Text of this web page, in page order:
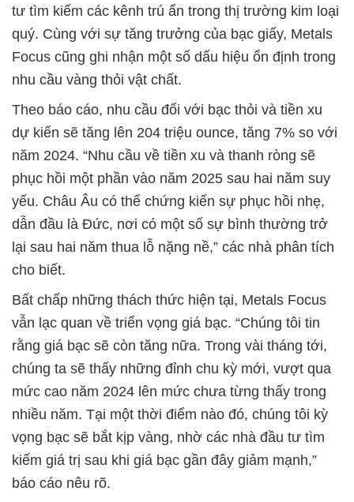
tư tìm kiếm các kênh trú ẩn trong thị trường kim loại
quý. Cùng với sự tăng trưởng của bạc giấy, Metals
Focus cũng ghi nhận một số dấu hiệu ổn định trong
nhu cầu vàng thỏi vật chất.
Theo báo cáo, nhu cầu đối với bạc thỏi và tiền xu
dự kiến sẽ tăng lên 204 triệu ounce, tăng 7% so với
năm 2024. “Nhu cầu về tiền xu và thanh ròng sẽ
phục hồi một phần vào năm 2025 sau hai năm suy
yếu. Châu Âu có thể chứng kiến sự phục hồi nhẹ,
dẫn đầu là Đức, nơi có một số sự bình thường trở
lại sau hai năm thua lỗ nặng nề,” các nhà phân tích
cho biết.
Bất chấp những thách thức hiện tại, Metals Focus
vẫn lạc quan về triển vọng giá bạc. “Chúng tôi tin
rằng giá bạc sẽ còn tăng nữa. Trong vài tháng tới,
chúng ta sẽ thấy những đỉnh chu kỳ mới, vượt qua
mức cao năm 2024 lên mức chưa từng thấy trong
nhiều năm. Tại một thời điểm nào đó, chúng tôi kỳ
vọng bạc sẽ bắt kịp vàng, nhờ các nhà đầu tư tìm
kiếm giá trị sau khi giá bạc gần đây giảm mạnh,”
báo cáo nêu rõ.